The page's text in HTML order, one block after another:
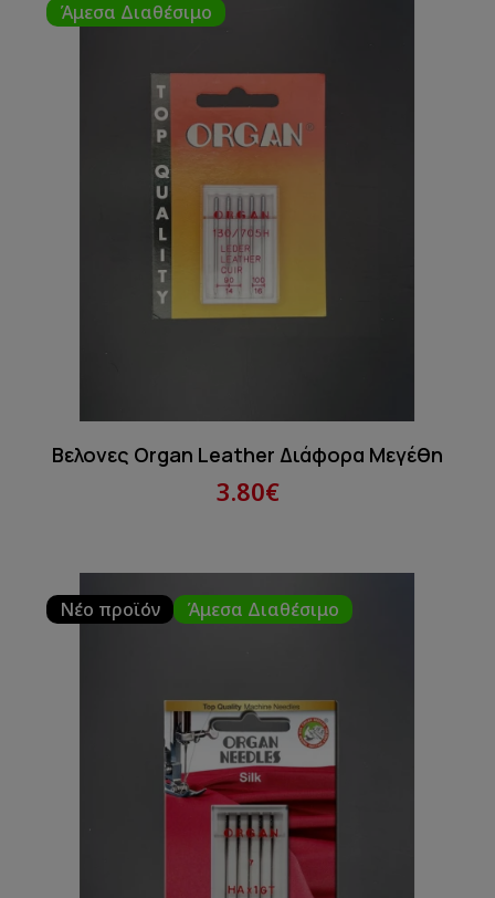
Άμεσα Διαθέσιμο
Βελονες Organ Leather Διάφορα Μεγέθη
3.80€
Νέο προϊόν Άμεσα Διαθέσιμο